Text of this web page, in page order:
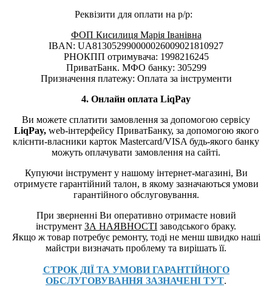
Реквізити для оплати на р/р:
ФОП Кисилиця Марія Іванівна
IBAN: UA813052990000026009021810927
РНОКПП отримувача: 1998216245
ПриватБанк. МФО банку: 305299
Призначення платежу: Оплата за інструменти
4. Онлайн оплата LiqPay
Ви можете сплатити замовлення за допомогою сервісу
LiqPay,web-інтерфейсу ПриватБанку, за допомогою якого
клієнти-власники карток Mastercard/VISA будь-якого банку
можуть оплачувати замовлення на сайті.
Купуючи інструмент у нашому інтернет-магазині, Ви
отримуєте гарантійний талон, в якому зазначаються умови
гарантійного обслуговування.
При зверненні Ви оперативно отримаєте новий
інструмент ЗА НАЯВНОСТІ заводського браку.
Якщо ж товар потребує ремонту, тоді не менш швидко наші
майстри визначать проблему та вирішать її.
СТРОК ДІЇ ТА УМОВИ ГАРАНТІЙНОГО
ОБСЛУГОВУВАННЯ ЗАЗНАЧЕНІ ТУТ.